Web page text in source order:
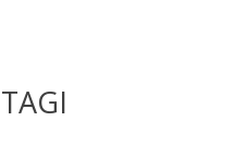
TAGI